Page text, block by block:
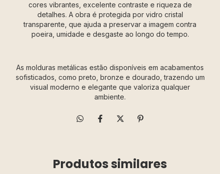
cores vibrantes, excelente contraste e riqueza de
detalhes. A obra é protegida por vidro cristal
transparente, que ajuda a preservar a imagem contra
poeira, umidade e desgaste ao longo do tempo.
As molduras metálicas estão disponíveis em acabamentos
sofisticados, como preto, bronze e dourado, trazendo um
visual moderno e elegante que valoriza qualquer
ambiente.
Produtos similares